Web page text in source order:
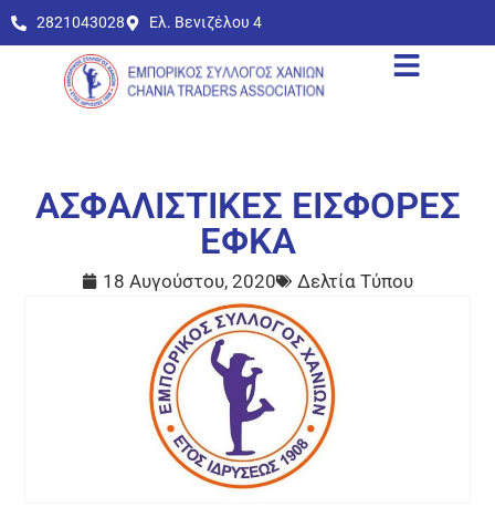
2821043028 Ελ. Βενιζέλου 4
ΑΣΦΑΛΙΣΤΙΚΕΣ ΕΙΣΦΟΡΕΣ
ΕΦΚΑ
18 Αυγούστου, 2020 Δελτία Τύπου